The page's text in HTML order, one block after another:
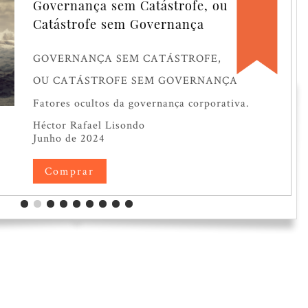
sem Catástrofe, ou
sem Governança
SEM CATÁSTROFE,
CATÁSTROFE SEM GOVERNANÇA
ocultos da governança corporativa.
Rafael Lisondo
de 2024
Comprar